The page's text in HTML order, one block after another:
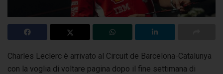
Charles Leclerc è arrivato al Circuit de Barcelona-Catalunya
con la voglia di voltare pagina dopo il fine settimana di